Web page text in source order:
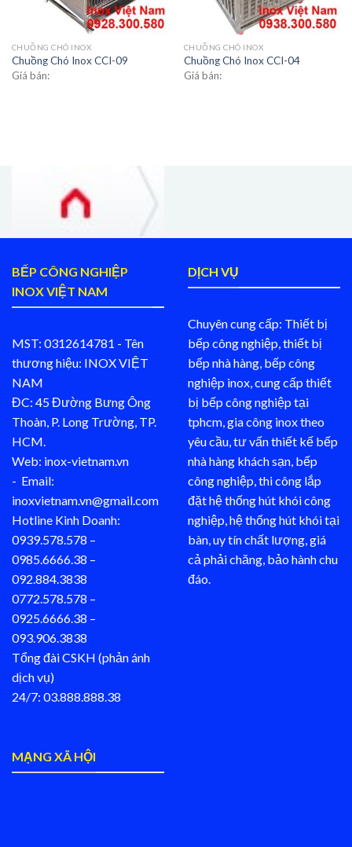
CHUỒNG CHÓ INOX
Chuồng Chó Inox CCI-09
Giá bán:
CHUỒNG CHÓ INOX
Chuồng Chó Inox CCI-04
Giá bán:
BẾP CÔNG NGHIỆP
INOX VIỆT NAM
MST: 0312614781 - Tên
thương hiệu: INOX VIỆT
NAM
ĐC: 45 Đường Bưng Ông
Thoàn, P. Long Trường, TP.
HCM.
Web: inox-vietnam.vn
- Email:
inoxvietnam.vn@gmail.com
Hotline Kinh Doanh:
0939.578.578 –
0985.6666.38 –
092.884.3838
0772.578.578 –
0925.6666.38 –
093.906.3838
Tổng đài CSKH (phản ánh
dịch vụ)
24/7: 03.888.888.38
DỊCH VỤ
Chuyên cung cấp: Thiết bị
bếp công nghiệp, thiết bị
bếp nhà hàng, bếp công
nghiệp inox, cung cấp thiết
bị bếp công nghiệp tại
tphcm, gia công inox theo
yêu cầu, tư vấn thiết kế bếp
nhà hàng khách sạn, bếp
công nghiệp, thi công lắp
đặt hệ thống hút khói công
nghiệp, hệ thống hút khói tại
bàn, uy tín chất lượng, giá
cả phải chăng, bảo hành chu
đáo.
MẠNG XÃ HỘI